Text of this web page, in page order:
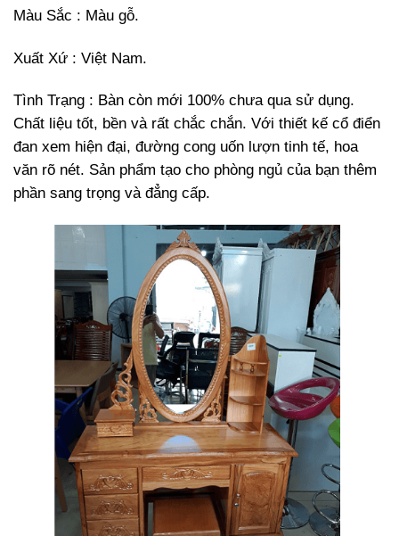
Màu Sắc : Màu gỗ.
Xuất Xứ : Việt Nam.
Tình Trạng : Bàn còn mới 100% chưa qua sử dụng.
Chất liệu tốt, bền và rất chắc chắn. Với thiết kế cổ điển
đan xem hiện đại, đường cong uốn lượn tinh tế, hoa
văn rõ nét. Sản phẩm tạo cho phòng ngủ của bạn thêm
phần sang trọng và đẳng cấp.